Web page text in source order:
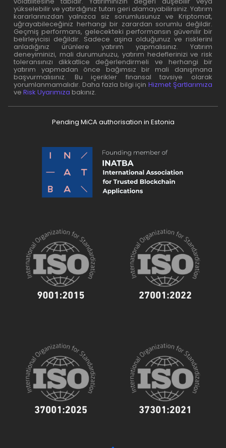
yükselebilir ve yatırdığınız tutarı geri alamayabilirsiniz. Yatırım
kararlarınızdan yalnızca siz sorumlusunuz ve Kriptomat,
uğrayabileceğiniz herhangi bir zarardan sorumlu değildir.
Geçmiş performans, gelecekteki performansın güvenilir bir
belirleyicisi değildir. Sadece aşina olduğunuz ve risklerini
anladığınız ürünlere yatırım yapmalısınız. Yatırım
deneyiminizi, mali durumunuzu, yatırım hedeflerinizi ve risk
toleransınızı dikkatlice değerlendirmeli ve herhangi bir
yatırım yapmadan önce bağımsız bir mali danışmana
başvurmalısınız. Bu içerikler finansal tavsiye olarak
yorumlanmamalıdır. Daha fazla bilgi içinHizmet Şartlarımıza
veRisk Uyarımıza bakınız.
Pending MiCA authorisation in Estonia